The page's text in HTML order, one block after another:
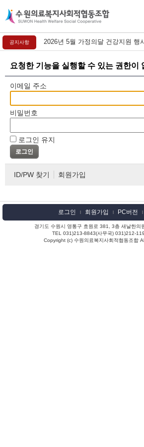
공지사항 2026년 5월 가정의달 건강지원 행
요청한 기능을 실행할 수 있는 권한이
이메일 주소
비밀번호
로그인 유지
ID/PW 찾기 회원가입
로그인 l 회원가입 l PC버전 l
경기도 수원시 영통구 효원로 381, 3층 새날한의
TEL 031)213-8843(사무국) 031)212-
Copyright (c) 수원의료복지사회적협동조합